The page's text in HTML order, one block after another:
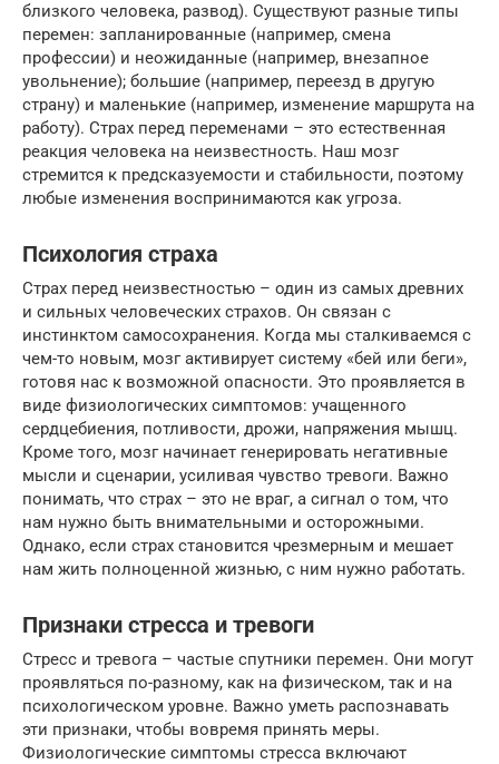
близкого человека, развод). Существуют разные типы
перемен: запланированные (например, смена
профессии) и неожиданные (например, внезапное
увольнение); большие (например, переезд в другую
страну) и маленькие (например, изменение маршрута на
работу). Страх перед переменами – это естественная
реакция человека на неизвестность. Наш мозг
стремится к предсказуемости и стабильности, поэтому
любые изменения воспринимаются как угроза.
Психология страха
Страх перед неизвестностью – один из самых древних
и сильных человеческих страхов. Он связан с
инстинктом самосохранения. Когда мы сталкиваемся с
чем-то новым, мозг активирует систему «бей или беги»,
готовя нас к возможной опасности. Это проявляется в
виде физиологических симптомов: учащенного
сердцебиения, потливости, дрожи, напряжения мышц.
Кроме того, мозг начинает генерировать негативные
мысли и сценарии, усиливая чувство тревоги. Важно
понимать, что страх – это не враг, а сигнал о том, что
нам нужно быть внимательными и осторожными.
Однако, если страх становится чрезмерным и мешает
нам жить полноценной жизнью, с ним нужно работать.
Признаки стресса и тревоги
Стресс и тревога – частые спутники перемен. Они могут
проявляться по-разному, как на физическом, так и на
психологическом уровне. Важно уметь распознавать
эти признаки, чтобы вовремя принять меры.
Физиологические симптомы стресса включают